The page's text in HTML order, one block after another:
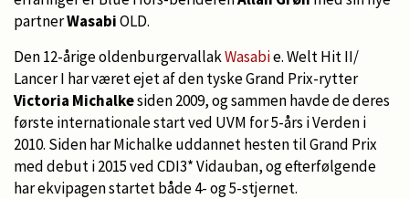
partnerWasabiOLD.
Den 12-årige oldenburgervallakWasabie. Welt Hit II/
Lancer I har været ejet af den tyske Grand Prix-rytter
Victoria Michalkesiden 2009, og sammen havde de deres
første internationale start ved UVM for 5-års i Verden i
2010. Siden har Michalke uddannet hesten til Grand Prix
med debut i 2015 ved CDI3* Vidauban, og efterfølgende
har ekvipagen startet både 4- og 5-stjernet.